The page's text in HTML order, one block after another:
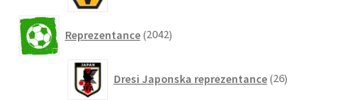
Reprezentance 2042izdelkov
Dresi Japonska reprezentance 26izdelkov